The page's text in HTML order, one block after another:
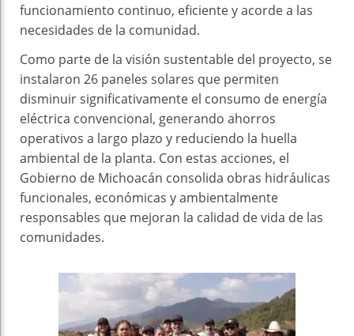
funcionamiento continuo, eficiente y acorde a las
necesidades de la comunidad.
Como parte de la visión sustentable del proyecto, se
instalaron 26 paneles solares que permiten
disminuir significativamente el consumo de energía
eléctrica convencional, generando ahorros
operativos a largo plazo y reduciendo la huella
ambiental de la planta. Con estas acciones, el
Gobierno de Michoacán consolida obras hidráulicas
funcionales, económicas y ambientalmente
responsables que mejoran la calidad de vida de las
comunidades.